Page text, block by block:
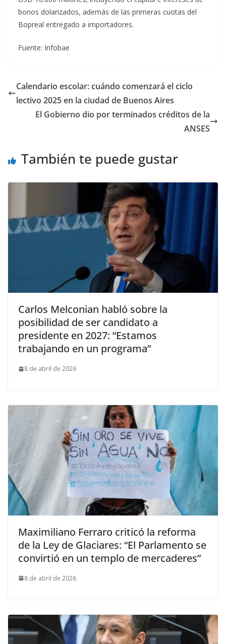
bonos dolarizados, además de las primeras cuotas del
Bopreal entregado a importadores.
Fuente: Infobae
Calendario escolar: cuándo comenzará el ciclo
lectivo 2025 en la ciudad de Buenos Aires
El Gobierno dio por terminados créditos de la
ANSES
También te puede gustar
Carlos Melconian habló sobre la
posibilidad de ser candidato a
presidente en 2027: “Estamos
trabajando en un programa”
8 de abril de 2026
Maximiliano Ferraro criticó la reforma
de la Ley de Glaciares: “El Parlamento se
convirtió en un templo de mercaderes”
8 de abril de 2026